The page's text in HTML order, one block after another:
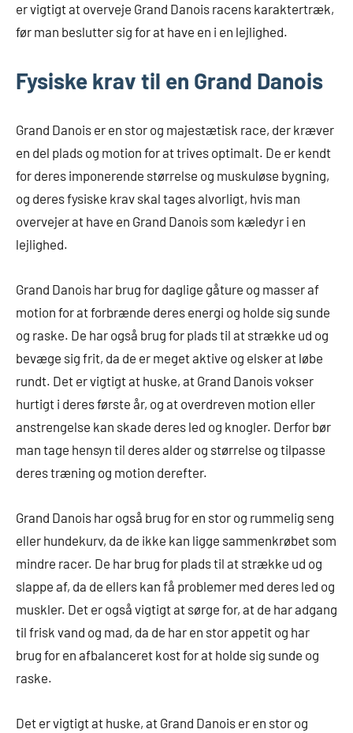
er vigtigt at overveje Grand Danois racens karaktertræk,
før man beslutter sig for at have en i en lejlighed.
Fysiske krav til en Grand Danois
Grand Danois er en stor og majestætisk race, der kræver
en del plads og motion for at trives optimalt. De er kendt
for deres imponerende størrelse og muskuløse bygning,
og deres fysiske krav skal tages alvorligt, hvis man
overvejer at have en Grand Danois som kæledyr i en
lejlighed.
Grand Danois har brug for daglige gåture og masser af
motion for at forbrænde deres energi og holde sig sunde
og raske. De har også brug for plads til at strække ud og
bevæge sig frit, da de er meget aktive og elsker at løbe
rundt. Det er vigtigt at huske, at Grand Danois vokser
hurtigt i deres første år, og at overdreven motion eller
anstrengelse kan skade deres led og knogler. Derfor bør
man tage hensyn til deres alder og størrelse og tilpasse
deres træning og motion derefter.
Grand Danois har også brug for en stor og rummelig seng
eller hundekurv, da de ikke kan ligge sammenkrøbet som
mindre racer. De har brug for plads til at strække ud og
slappe af, da de ellers kan få problemer med deres led og
muskler. Det er også vigtigt at sørge for, at de har adgang
til frisk vand og mad, da de har en stor appetit og har
brug for en afbalanceret kost for at holde sig sunde og
raske.
Det er vigtigt at huske, at Grand Danois er en stor og